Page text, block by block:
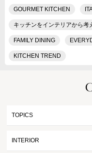
GOURMET KITCHEN
キッチンをインテリアから考
FAMILY DINING
KITCHEN TREND
TOPICS
INTERIOR